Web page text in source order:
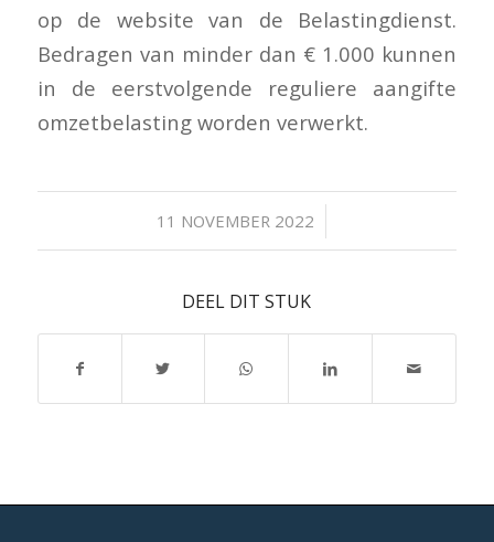
op de website van de Belastingdienst.
Bedragen van minder dan € 1.000 kunnen
in de eerstvolgende reguliere aangifte
omzetbelasting worden verwerkt.
11 NOVEMBER 2022
/
DEEL DIT STUK